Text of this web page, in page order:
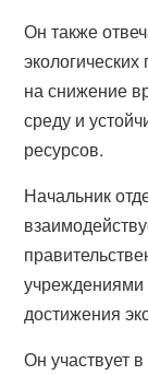
Он также
на снижение
среду и
ресурсов.
Начальник
достижения
Он участвует